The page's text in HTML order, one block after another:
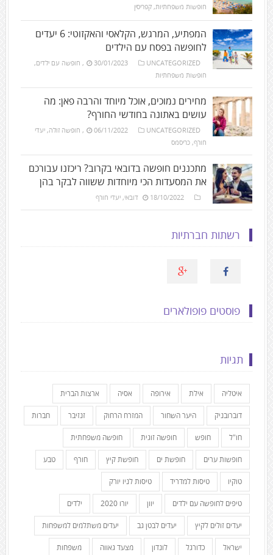
חופשות משפחתיות, קפריסין
המפתיע, המרגש, הקלאסי והאקזוטי: 6 יעדים
לחופשה בפסח עם הילדים
30/01/2023 UNCATEGORIZED
, חופשה עם ילדים,
חופשות משפחתיות
מחירים נמוכים, אוכל מיוחד והרבה פאן: מה
עושים באתונה בחודשי החורף?
06/11/2022 UNCATEGORIZED
, חופשה זולה, יעדי
חורף, כריסמס
מתכננים חופשה בדובאי בקרוב? ריכזנו עבורכם
את המסעדות הכי מיוחדות ששווה לבקר בהן
18/10/2022 דובאי, יעדי חורף
רשתות חברתיות
פוסטים פופולארים
תגיות
איטליה אילת אירופה אסיה ארצות הברית
דוברובניק היער השחור המזרח הרחוק זנזיבר חברות
חו"ל חופש חופשה זוגית חופשה משפחתית
חופשות ערים חופשת ים חופשת קיץ חורף טבע
טוקיו טיסות למדריד טיסות לניו יורק
טיפים לחופשה עם ילדים יוון יורו 2020 ילדים
יעדים זולים לקיץ יעדים לבטן גב יעדים משתלמים למשפחות
ישראל כדורגל לונדון מצעד גאווה משפחות